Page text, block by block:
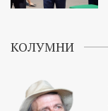
КОЛУМНИ